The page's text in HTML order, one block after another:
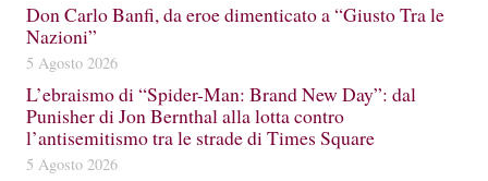
Don Carlo Banfi, da eroe dimenticato a “Giusto Tra le
Nazioni”
5 Agosto 2026
L’ebraismo di “Spider-Man: Brand New Day”: dal
Punisher di Jon Bernthal alla lotta contro
l’antisemitismo tra le strade di Times Square
5 Agosto 2026